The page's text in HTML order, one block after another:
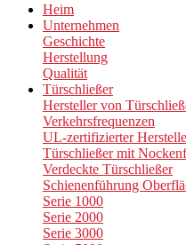
Heim
Unternehmen
Geschichte
Herstellung
Qualität
Türschließer
Hersteller von
Verkehrsfrequenzen
UL-zertifizierter
Türschließer mit
Verdeckte Türschließer
Schienenführung
Serie 1000
Serie 2000
Serie 3000